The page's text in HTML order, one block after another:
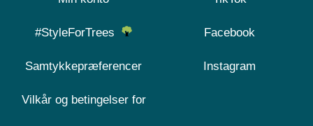
#StyleForTrees
Samtykkepræferencer
Vilkår og betingelser for
Facebook
Instagram